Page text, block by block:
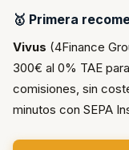
🥇 Primera
Vivus (4Finance
300€ al 0% TAE
comisiones, sin
minutos con SEPA